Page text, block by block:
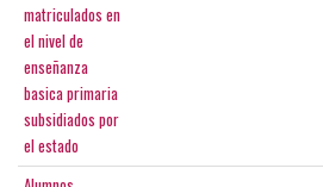
matriculados en
el nivel de
enseñanza
basica primaria
subsidiados por
el estado